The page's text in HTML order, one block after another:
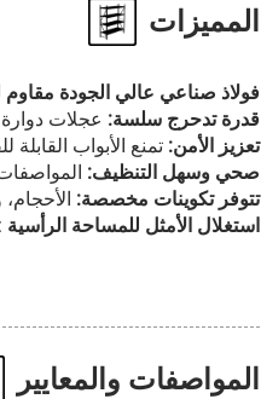
المميزات
فولاذ صناعي عالي الجودة مقاوم
قدرة تدحرج سلسة: عجلات
تعزيز الأمن:تمنع الأبواب
صحي وسهل التنظيف:
تتوفر تكوينات مخصصة:
استغلال الأمثل للمساحة الرأسية
المواصفات والمعايير